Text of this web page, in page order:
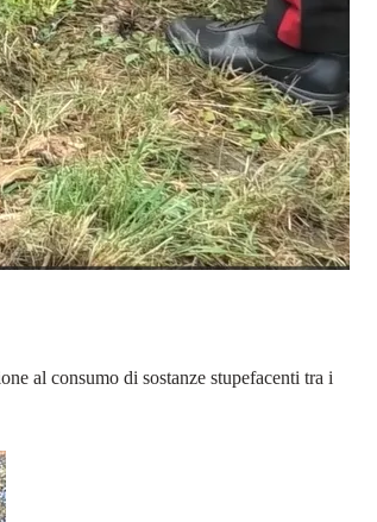
al consumo di sostanze stupefacenti tra i